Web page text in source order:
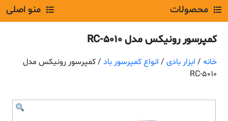
محصولات منو اصلی
کمپرسور رونیکس مدل RC-5010
خانه / ابزار بادی / انواع کمپرسور باد / کمپرسور رونیکس مدل
RC-5010